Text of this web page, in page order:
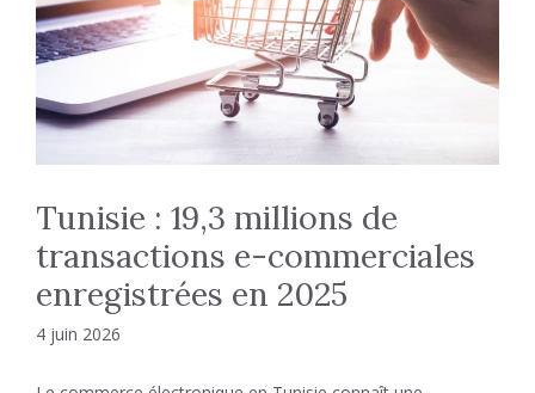
Tunisie : 19,3 millions de
transactions e-commerciales
enregistrées en 2025
4 juin 2026